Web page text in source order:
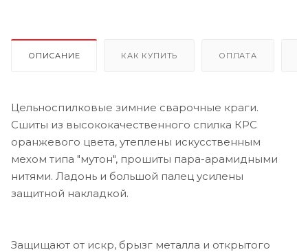
ОПИСАНИЕ КАК КУПИТЬ ОПЛАТА
Цельноспилковые зимние сварочные краги.
Сшиты из высококачественного спилка КРС
оранжевого цвета, утеплены искусственным
мехом типа "мутон", прошиты пара-арамидными
нитями. Ладонь и большой палец усилены
защитной накладкой.
Защищают от искр, брызг металла и открытого